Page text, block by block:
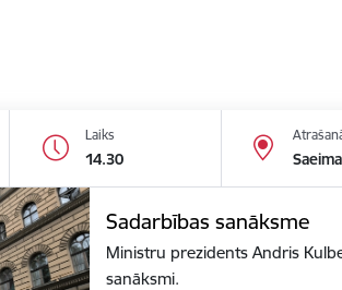
Laiks
14.30 Saeima
Sadarbības sanāksme
Ministru prezidents Andris
sanāksmi.